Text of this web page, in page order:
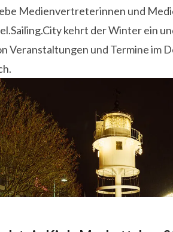
e Medienvertreterinnen und
kehrt der Winter ein
Veranstaltungen und Termine im